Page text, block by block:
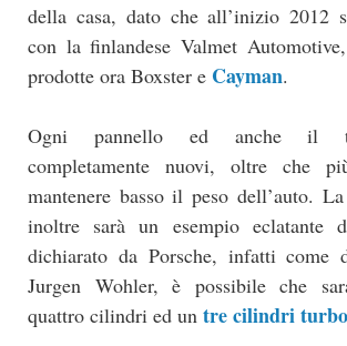
della casa, dato che all’inizio 2012
con la finlandese Valmet
prodotte ora Boxster e Cayman.
Ogni pannello ed anche il
completamente nuovi, oltre che
mantenere basso il peso dell’auto.
inoltre sarà un esempio eclatante
dichiarato da Porsche, infatti come
Jurgen Wohler, è possibile che
quattro cilindri ed un tre cilindri turbo